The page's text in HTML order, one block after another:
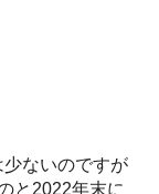
ないのですが
と2022年末に